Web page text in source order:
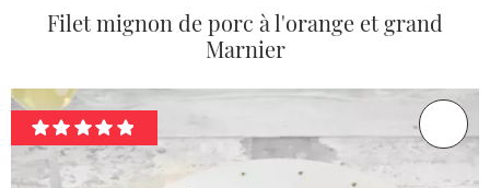
Filet mignon de porc à l'orange et grand
Marnier